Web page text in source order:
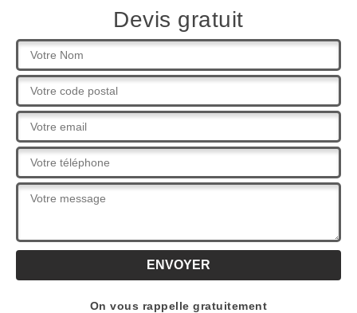
Devis gratuit
On vous rappelle gratuitement